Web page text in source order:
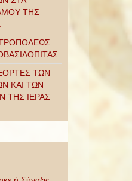
ΤΗΣ
ΤΩΝ
ΚΑΙ ΤΩΝ
ΤΗΣ ΙΕΡΑΣ